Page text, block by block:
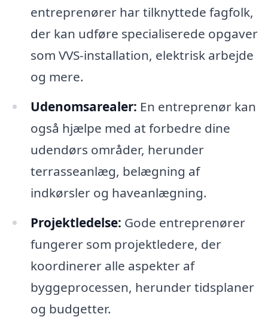
entreprenører har tilknyttede fagfolk,
der kan udføre specialiserede opgaver
som VVS-installation, elektrisk arbejde
og mere.
Udenomsarealer: En entreprenør kan
også hjælpe med at forbedre dine
udendørs områder, herunder
terrasseanlæg, belægning af
indkørsler og haveanlægning.
Projektledelse: Gode entreprenører
fungerer som projektledere, der
koordinerer alle aspekter af
byggeprocessen, herunder tidsplaner
og budgetter.